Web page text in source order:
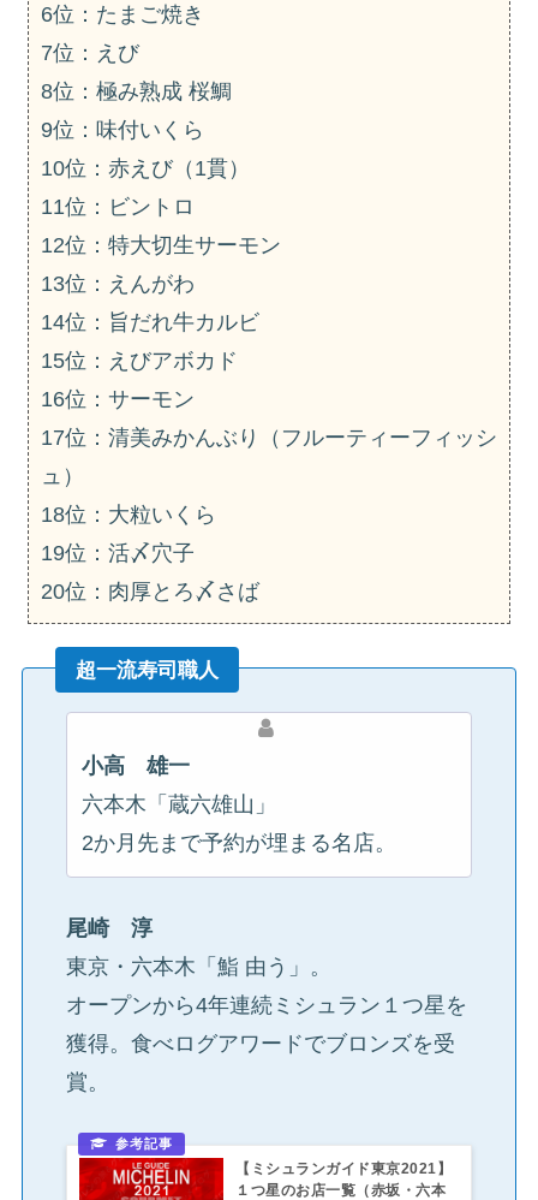
6位：たまご焼き
7位：えび
8位：極み熟成 桜鯛
9位：味付いくら
10位：赤えび（1貫）
11位：ビントロ
12位：特大切生サーモン
13位：えんがわ
14位：旨だれ牛カルビ
15位：えびアボカド
16位：サーモン
17位：清美みかんぶり（フルーティーフィッシ
ュ）
18位：大粒いくら
19位：活〆穴子
20位：肉厚とろ〆さば
超一流寿司職人
小高 雄一
六本木「蔵六雄山」
2か月先まで予約が埋まる名店。
尾崎 淳
東京・六本木「鮨 由う」。
オープンから4年連続ミシュラン１つ星を
獲得。食べログアワードでブロンズを受
賞。
【ミシュランガイド東京2021】
１つ星のお店一覧（赤坂・六本